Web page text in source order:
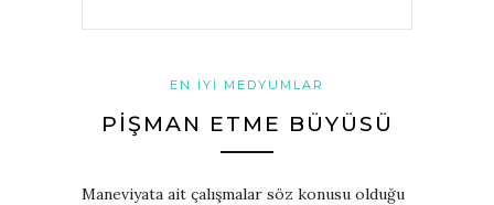
EN İYI MEDYUMLAR
PIŞMAN ETME BÜYÜSÜ
Maneviyata ait çalışmalar söz konusu olduğu